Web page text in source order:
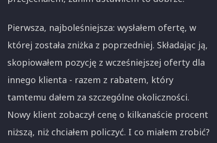
Pierwsza, najboleśniejsza: wysłałem ofertę, w
której została zniżka z poprzedniej. Składając ją,
skopiowałem pozycję z wcześniejszej oferty dla
innego klienta - razem z rabatem, który
tamtemu dałem za szczególne okoliczności.
Nowy klient zobaczył cenę o kilkanaście procent
niższą, niż chciałem policzyć. I co miałem zrobić?